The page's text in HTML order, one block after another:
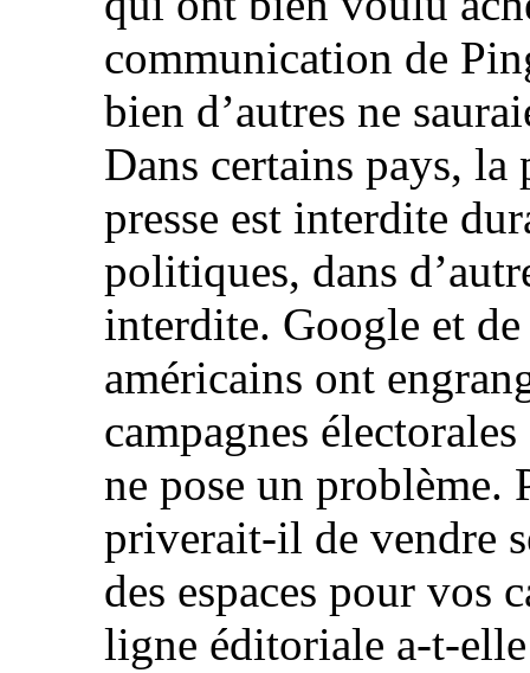
communication de
bien d’autres ne
Dans certains pays,
presse est interdite
politiques, dans
interdite. Google et
américains ont
campagnes
ne pose un problème.
priverait-il de vendre
des espaces pour vos
ligne éditoriale a-t-